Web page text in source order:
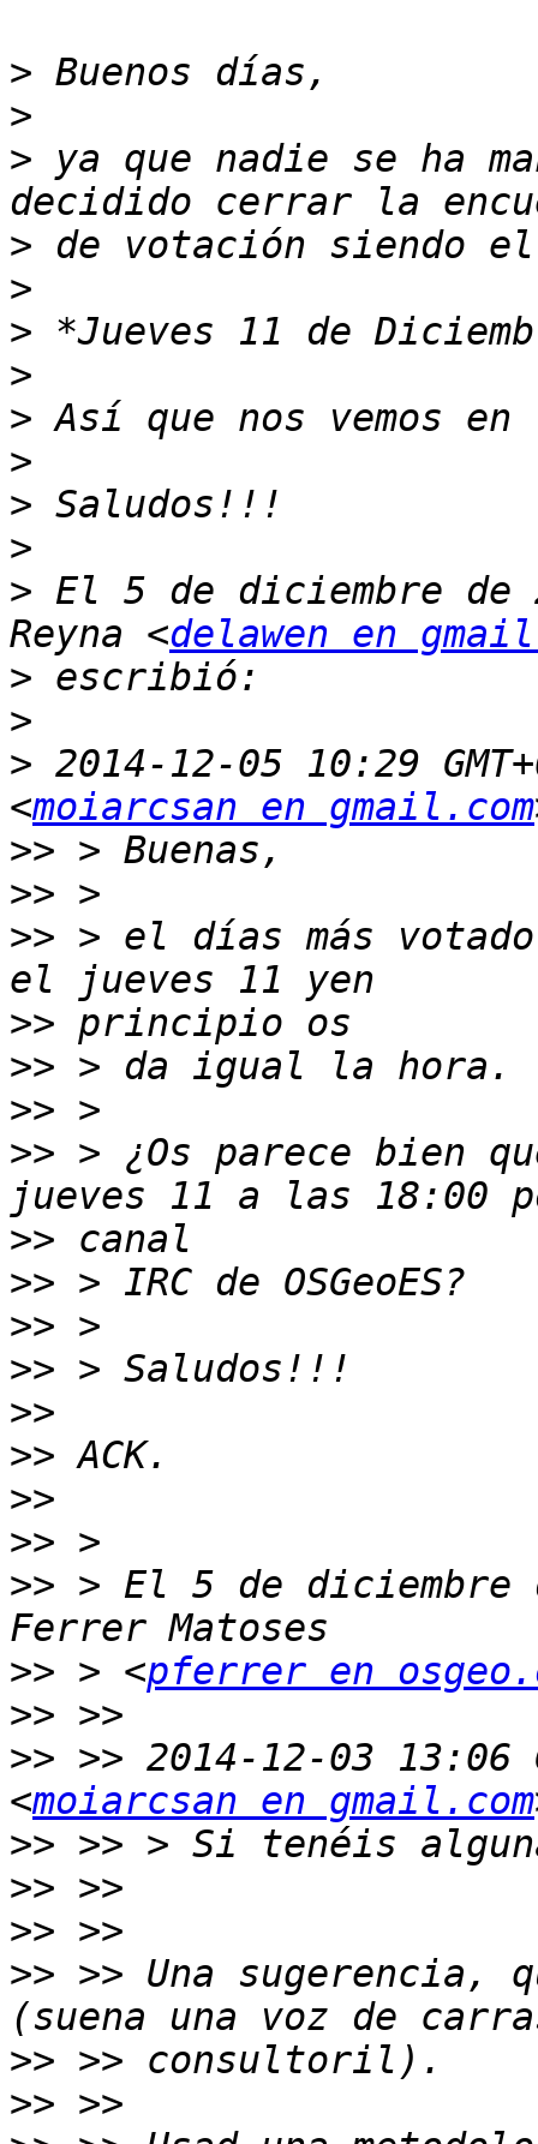
>
>
> ya que nadie se ha
>
>
>
>
>
>
>
>
> El 5 de diciembre de
Reyna <delawen en
>
>
> 2014-12-05 10:29
<moiarcsan en gmail.com
>>
>>
>> > el días más
>>
>>
>>
>> > ¿Os parece bien
>>
>>
>>
>>
>>
>>
>>
>>
>> > El 5 de diciembre
>> > <pferrer en
>>
>> >> 2014-12-03 13:06
<moiarcsan en gmail.com
>>
>>
>>
>> >> Una sugerencia,
>>
>>